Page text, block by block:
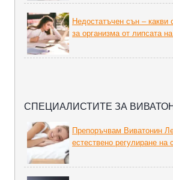
Недостатъчен сън – какви
за организма от липсата
СПЕЦИАЛИСТИТЕ ЗА
Препоръчвам Виватонин
естествено регулиране на